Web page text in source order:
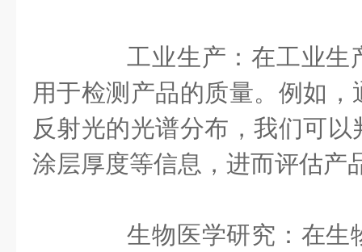
工业生产：在工业生
用于检测产品的质量。例如
反射光的光谱分布，我们可
涂层厚度等信息，进而评估产
生物医学研究：在生